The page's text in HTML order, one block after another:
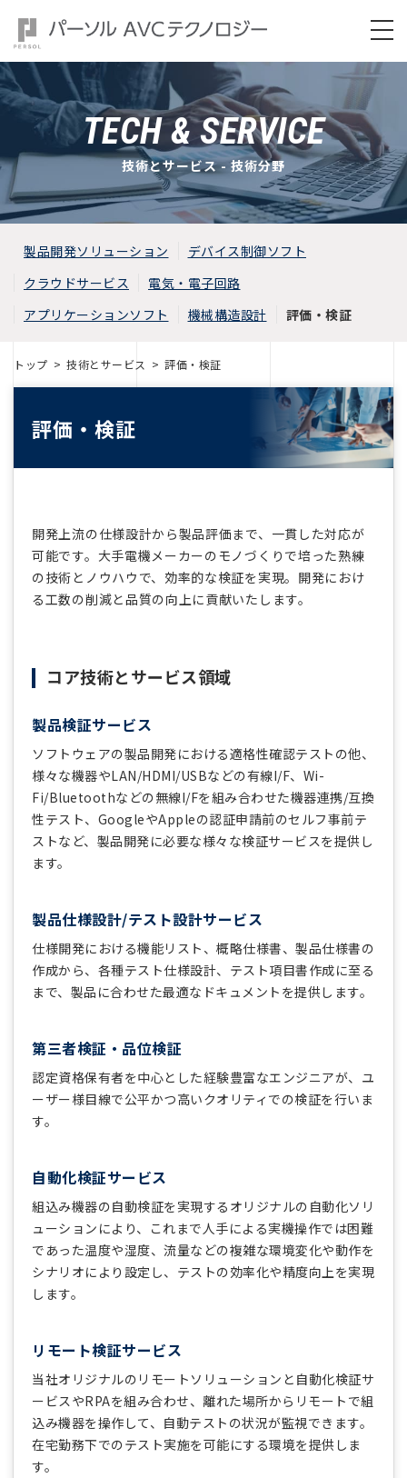
TECH & SERVICE
技術とサービス - 技術分野
製品開発ソリューション
デバイス制御ソフト
クラウドサービス
電気・電子回路
アプリケーションソフト
機械構造設計 評価・検証
トップ 技術とサービス 評価・検証
評価・検証
開発上流の仕様設計から製品評価まで、一貫した対応が
可能です。大手電機メーカーのモノづくりで培った熟練
の技術とノウハウで、効率的な検証を実現。開発におけ
る工数の削減と品質の向上に貢献いたします。
コア技術とサービス領域
製品検証サービス
ソフトウェアの製品開発における適格性確認テストの他、
様々な機器やLAN/HDMI/USBなどの有線I/F、Wi-
Fi/Bluetoothなどの無線I/Fを組み合わせた機器連携/互換
性テスト、GoogleやAppleの認証申請前のセルフ事前テ
ストなど、製品開発に必要な様々な検証サービスを提供し
ます。
製品仕様設計/テスト設計サービス
仕様開発における機能リスト、概略仕様書、製品仕様書の
作成から、各種テスト仕様設計、テスト項目書作成に至る
まで、製品に合わせた最適なドキュメントを提供します。
第三者検証・品位検証
認定資格保有者を中心とした経験豊富なエンジニアが、ユ
ーザー様目線で公平かつ高いクオリティでの検証を行いま
す。
自動化検証サービス
組込み機器の自動検証を実現するオリジナルの自動化ソリ
ューションにより、これまで人手による実機操作では困難
であった温度や湿度、流量などの複雑な環境変化や動作を
シナリオにより設定し、テストの効率化や精度向上を実現
します。
リモート検証サービス
当社オリジナルのリモートソリューションと自動化検証サ
ービスやRPAを組み合わせ、離れた場所からリモートで組
込み機器を操作して、自動テストの状況が監視できます。
在宅勤務下でのテスト実施を可能にする環境を提供しま
す。